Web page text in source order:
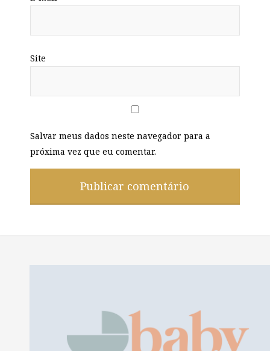
Site
Salvar meus dados neste navegador para a
próxima vez que eu comentar.